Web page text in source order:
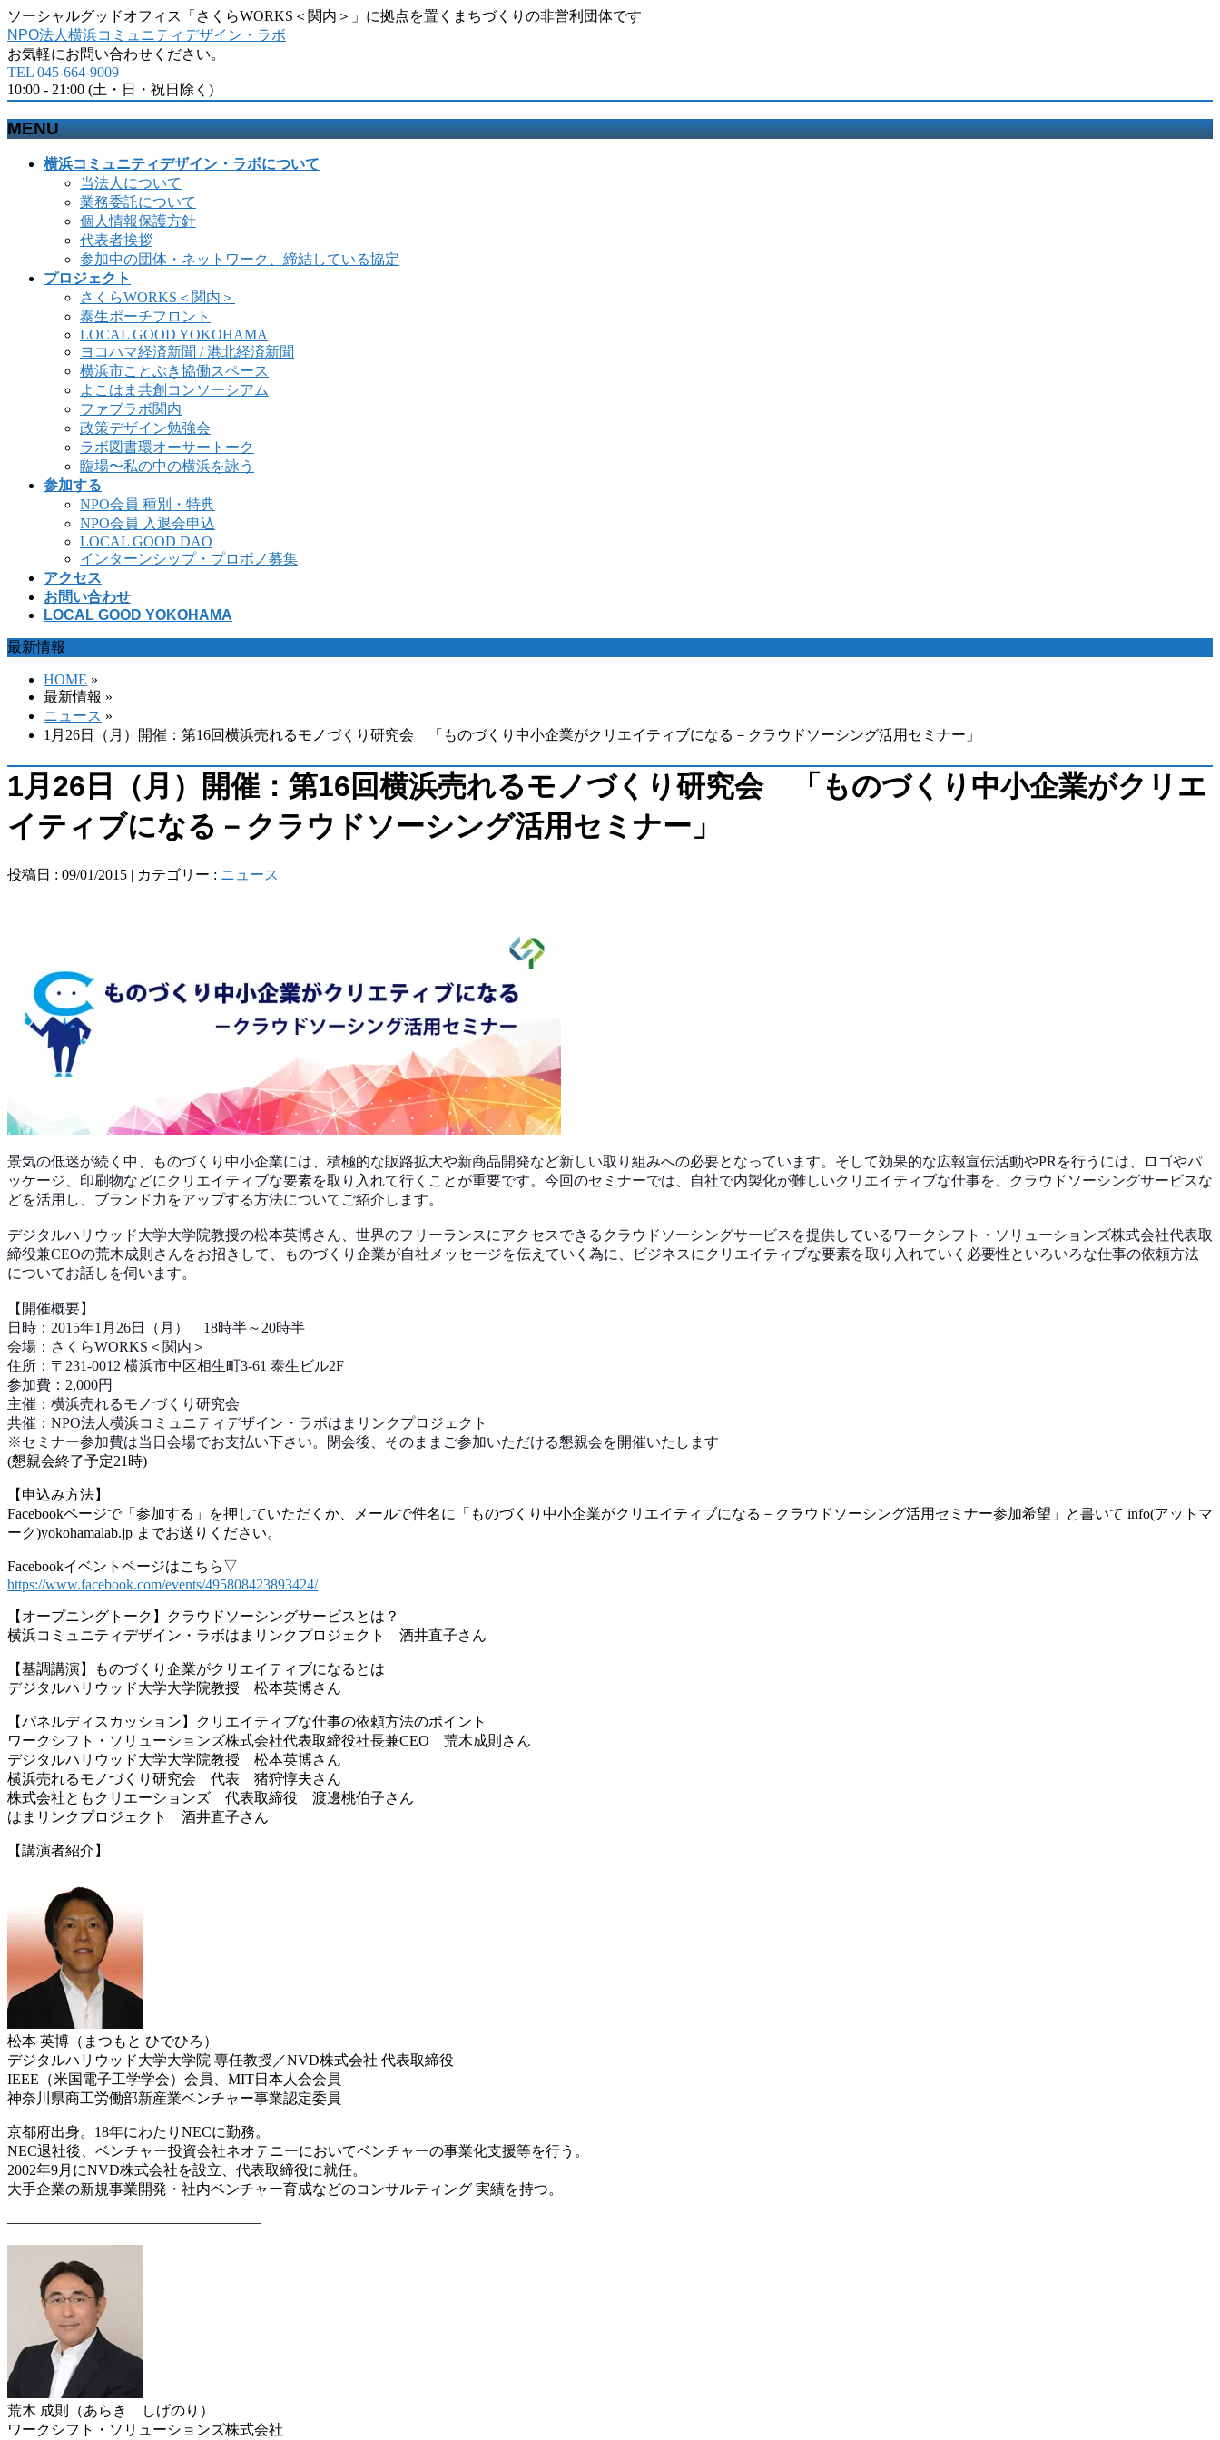
ソーシャルグッドオフィス「さくらWORKS＜関内＞」に拠点を置くまちづくりの非営利団体です
NPO法人横浜コミュニティデザイン・ラボ
お気軽にお問い合わせください。
TEL 045-664-9009
10:00 - 21:00 (土・日・祝日除く)
MENU
横浜コミュニティデザイン・ラボについて
当法人について
業務委託について
個人情報保護方針
代表者挨拶
参加中の団体・ネットワーク、締結している協定
プロジェクト
さくらWORKS＜関内＞
泰生ポーチフロント
LOCAL GOOD YOKOHAMA
ヨコハマ経済新聞 / 港北経済新聞
横浜市ことぶき協働スペース
よこはま共創コンソーシアム
ファブラボ関内
政策デザイン勉強会
ラボ図書環オーサートーク
臨場〜私の中の横浜を詠う
参加する
NPO会員 種別・特典
NPO会員 入退会申込
LOCAL GOOD DAO
インターンシップ・プロボノ募集
アクセス
お問い合わせ
LOCAL GOOD YOKOHAMA
最新情報
HOME »
最新情報 »
ニュース »
1月26日（月）開催：第16回横浜売れるモノづくり研究会 「ものづくり中小企業がクリエイティブになる－クラウドソーシング活用セミナー」
1月26日（月）開催：第16回横浜売れるモノづくり研究会 「ものづくり中小企業がクリエ
イティブになる－クラウドソーシング活用セミナー」
投稿日 : 09/01/2015 | カテゴリー : ニュース
景気の低迷が続く中、ものづくり中小企業には、積極的な販路拡大や新商品開発など新しい取り組みへの必要となっています。そして効果的な広報宣伝活動やPRを行うには 、ロゴやパ
ッケージ、印刷物などにクリエイティブな要素を取り入れて行くことが重要です。今回のセミナーでは、 自社で内製化が難しいクリエイティブな仕事を、クラウド ソーシングサービスな
どを活用し、ブランド力をアップする方法についてご紹介します。
デジタルハリウッド大学大学院教授の松本英博さん、世界のフリーランスにアクセスできるクラウドソーシングサー ビスを提供しているワークシフト・ソリューションズ株式会社代表取
締役兼CEOの荒木成則さんをお招きして、ものづくり企業が自社メッセージを伝えていく為に、ビジネスにクリエイティブな要素を取り入れていく必要性といろいろな仕事の依頼方法
についてお話しを伺います。
【開催概要】
日時：2015年1月26日（月） 18時半～20時半
会場：さくらWORKS＜関内＞
住所：〒231-0012 横浜市中区相生町3-61 泰生ビル2F
参加費：2,000円
主催：横浜売れるモノづくり研究会
共催：NPO法人横浜コミ ュニティデザイン・ラボはまリンクプロジェクト
※セミナー参加費は当日会場でお支払い下さい。閉会後、 そのままご参加いただける懇親会を開催いたします
(懇親会終了予定21時)
【申込み方法】
Facebookページで「参加する」を押していただく か、メールで件名に「ものづくり中小企業がクリエイティ ブになる－クラウドソーシング活用セミナー参加希望」と書いて info(アットマ
ーク)yokohamalab.jp までお送りください。
Facebookイベントページはこちら▽
https://www.facebook.com/events/495808423893424/
【オープニングトーク】クラウドソーシングサービスとは ？
横浜コミュニティデザイン・ラボはまリンクプロジェクト
酒井直子さん
【基調講演】ものづくり企業がクリエイティブになるとは
デジタルハリウッド大学大学院教授 松本英博さん
【パネルディスカッション】クリエイティブな仕事の依頼方法のポイント
ワークシフト・ソリューションズ株式会社代表取締役社長兼CEO 荒木成則さん
デジタルハリウッド大学大学院教授 松本英博さん
横浜売れるモノづくり研究会 代表 猪狩惇夫さん
株式会社ともクリエーションズ 代表取締役 渡邊桃伯子さん
はまリンクプロジェクト 酒井直子さん
【講演者紹介】
松本 英博（まつもと ひでひろ）
デジタルハリウッド大学大学院 専任教授／NVD株式会社 代表取締役
IEEE（米国電子工学学会）会員、MIT日本人会会員
神奈川県商工労働部新産業ベンチャー事業認定委員
京都府出身。18年にわたりNECに勤務。
NEC退社後、ベンチャー投資会社ネオテニーにおいてベンチャーの事業化支援等を行う。
2002年9月にNVD株式会社を設立、代表取締役に就任。
大手企業の新規事業開発・社内ベンチャー育成などのコンサルティング 実績を持つ。
—————————————————–
荒木 成則（あらき しげのり）
ワークシフト・ソリューションズ株式会社